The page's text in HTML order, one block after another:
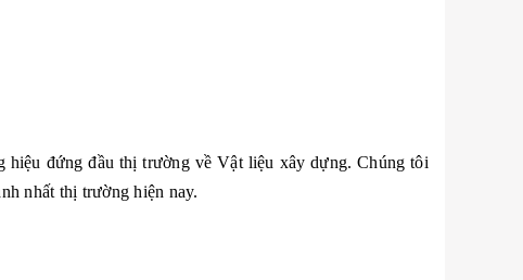
hiệu đứng đầu thị trường về Vật liệu xây dựng. Chúng tôi
nhất thị trường hiện nay.